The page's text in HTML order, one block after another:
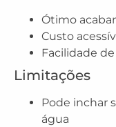
Ótimo
Custo
Facilidade
Limitações
Pode inchar
água